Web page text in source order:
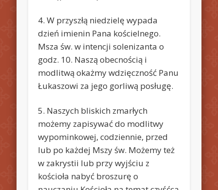
4. W przyszłą niedzielę wypada
dzień imienin Pana kościelnego.
Msza św. w intencji solenizanta o
godz. 10. Naszą obecnością i
modlitwą okażmy wdzięczność Panu
Łukaszowi za jego gorliwą posługę.
5. Naszych bliskich zmarłych
możemy zapisywać do modlitwy
wypominkowej, codziennie, przed
lub po każdej Mszy św. Możemy też
w zakrystii lub przy wyjściu z
kościoła nabyć broszurę o